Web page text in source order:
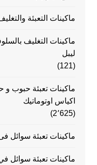
ماكينات التعبئة
ليبل
(121)
ماكينات تعبئة حبوب و
اكياس اوتوماتيك
(2٬625)
ماكينات تعبئة سوائل
ماكينات تعبئة سوائل